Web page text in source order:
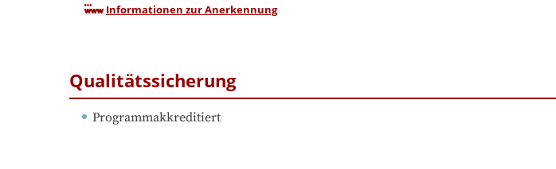
Informationen zur Anerkennung
Qualitätssicherung
Programmakkreditiert